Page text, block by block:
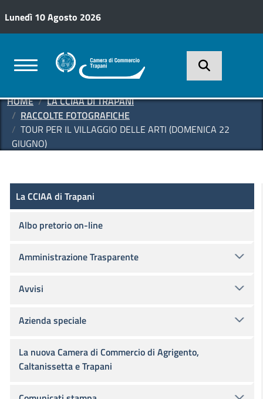
Lunedì 10 Agosto 2026
HOME
LA CCIAA DI TRAPANI
RACCOLTE FOTOGRAFICHE
TOUR PER IL VILLAGGIO DELLE ARTI (DOMENICA 22
GIUGNO)
La CCIAA di Trapani
La CCIAA di Trapani
Albo pretorio on-line
Amministrazione Trasparente
Avvisi
Azienda speciale
La nuova Camera di Commercio di Agrigento,
Caltanissetta e Trapani